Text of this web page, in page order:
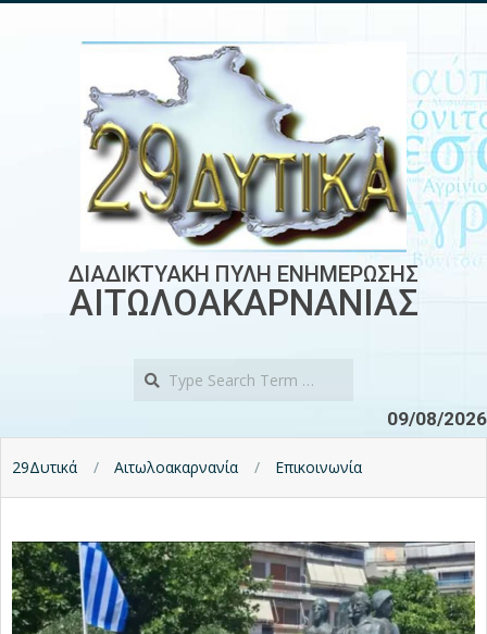
ΔΙΑΔΙΚΤΥΑΚΗ ΠΥΛΗ ΕΝΗΜΕΡΩΣΗΣ
ΑΙΤΩΛΟΑΚΑΡΝΑΝΙΑΣ
09/08/2026
29Δυτικά Αιτωλοακαρνανία Επικοινωνία